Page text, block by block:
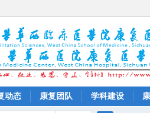
动态 康复团队 学科建设